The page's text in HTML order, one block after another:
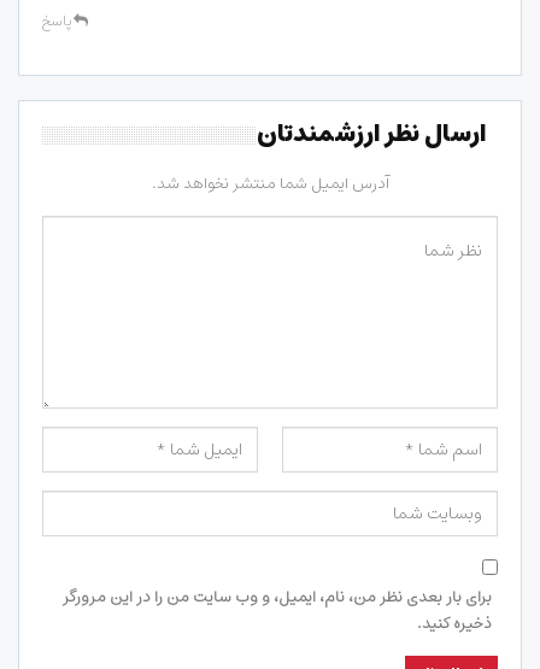
پاسخ
ارسال نظر ارزشمندتان
آدرس ایمیل شما منتشر نخواهد شد.
برای بار بعدی نظر من، نام، ایمیل، و وب سایت من را در این مرورگر
ذخیره کنید.